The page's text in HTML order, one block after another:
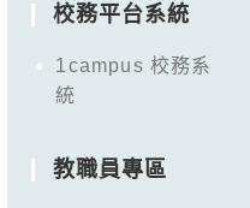
校務平台系統
1campus 校務系
統
教職員專區